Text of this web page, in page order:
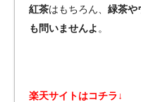
紅茶はもちろん、 緑茶や
も問いませんよ 。
楽天サイトはコチラ↓